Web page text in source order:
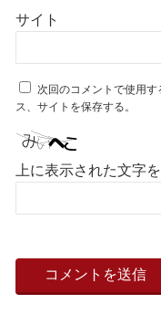
サイト
次回のコメントで使用
ス、サイトを保存する。
上に表示された文字